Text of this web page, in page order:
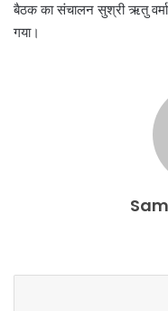
बैठक का संचालन सुश्री ऋतु
गया।